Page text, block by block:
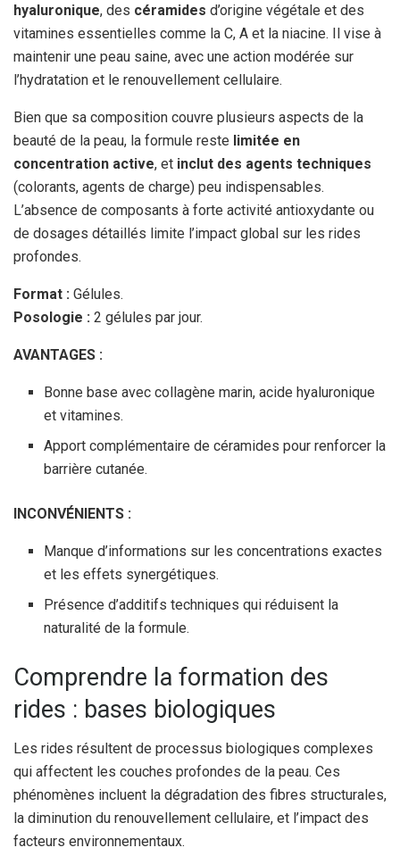
hyaluronique, des céramides d’origine végétale et des
vitamines essentielles comme la C, A et la niacine. Il vise à
maintenir une peau saine, avec une action modérée sur
l’hydratation et le renouvellement cellulaire.
Bien que sa composition couvre plusieurs aspects de la
beauté de la peau, la formule reste limitée en
concentration active, et inclut des agents techniques
(colorants, agents de charge) peu indispensables.
L’absence de composants à forte activité antioxydante ou
de dosages détaillés limite l’impact global sur les rides
profondes.
Format : Gélules.
Posologie : 2 gélules par jour.
AVANTAGES :
Bonne base avec collagène marin, acide hyaluronique
et vitamines.
Apport complémentaire de céramides pour renforcer la
barrière cutanée.
INCONVÉNIENTS :
Manque d’informations sur les concentrations exactes
et les effets synergétiques.
Présence d’additifs techniques qui réduisent la
naturalité de la formule.
Comprendre la formation des
rides : bases biologiques
Les rides résultent de processus biologiques complexes
qui affectent les couches profondes de la peau. Ces
phénomènes incluent la dégradation des fibres structurales,
la diminution du renouvellement cellulaire, et l’impact des
facteurs environnementaux.